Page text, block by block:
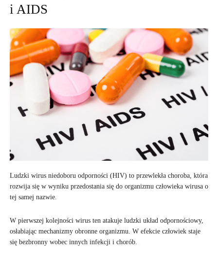
i AIDS
Ludzki wirus niedoboru odporności (HIV) to przewlekła choroba, która
rozwija się w wyniku przedostania się do organizmu człowieka wirusa o
tej samej nazwie.
W pierwszej kolejności wirus ten atakuje ludzki układ odpornościowy,
osłabiając mechanizmy obronne organizmu. W efekcie człowiek staje
się bezbronny wobec innych infekcji i chorób.